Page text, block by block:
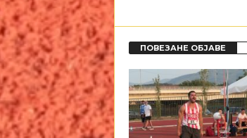
ПОВЕЗАНЕ ОБЈАВЕ